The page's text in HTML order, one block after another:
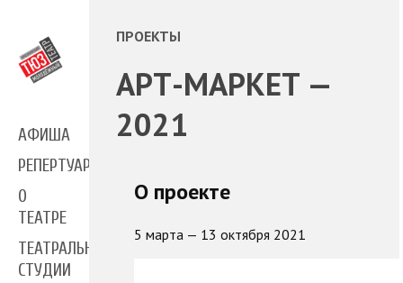
АФИША
РЕПЕРТУАР
О
ТЕАТРЕ
ТЕАТРАЛЬНЫЕ
СТУДИИ
ПРОЕКТЫ
АРТ-МАРКЕТ —
2021
О проекте
5 марта — 13 октября 2021